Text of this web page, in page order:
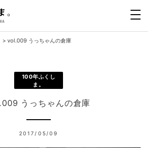
> vol.009 うっちゃんの倉庫
100年ふくし
ま。
うっちゃんの倉庫
2017/05/09